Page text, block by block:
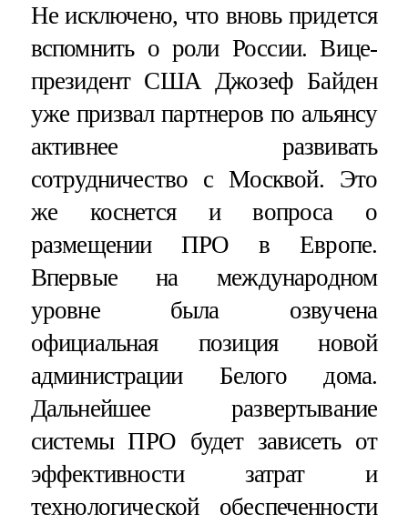
Не исключено, что вновь придется
вспомнить о роли России. Вице-
президент США Джозеф Байден
уже призвал партнеров по альянсу
активнее развивать
сотрудничество с Москвой. Это
же коснется и вопроса о
размещении ПРО в Европе.
Впервые на международном
уровне была озвучена
официальная позиция новой
администрации Белого дома.
Дальнейшее развертывание
системы ПРО будет зависеть от
эффективности затрат и
технологической обеспеченности